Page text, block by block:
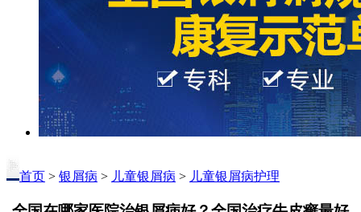
首页 > 银屑病 > 儿童银屑病 > 儿童银屑病护理